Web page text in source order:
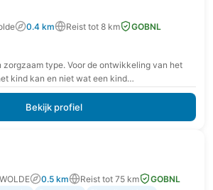
0.4 km Reist tot 8 km GOBNL
zorgzaam type. Voor de ontwikkeling van het
kind kan en niet wat een kind…
Bekijk profiel
0.5 km Reist tot 75 km GOBNL